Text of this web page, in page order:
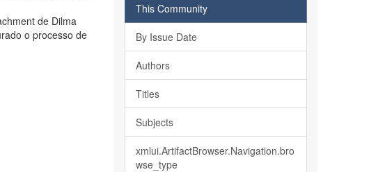
de Dilma
o processo de
This Community
By Issue Date
Authors
Titles
Subjects
xmlui.ArtifactBrowser.Navigation.bro
wse_type